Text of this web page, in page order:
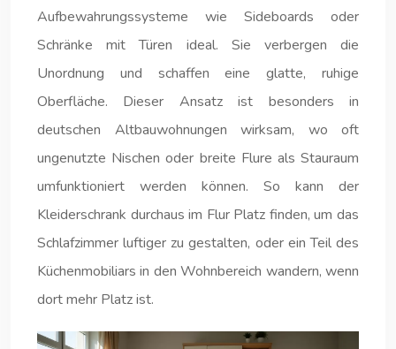
Aufbewahrungssysteme wie Sideboards oder
Schränke mit Türen ideal. Sie verbergen die
Unordnung und schaffen eine glatte, ruhige
Oberfläche. Dieser Ansatz ist besonders in
deutschen Altbauwohnungen wirksam, wo oft
ungenutzte Nischen oder breite Flure als Stauraum
umfunktioniert werden können. So kann der
Kleiderschrank durchaus im Flur Platz finden, um das
Schlafzimmer luftiger zu gestalten, oder ein Teil des
Küchenmobiliars in den Wohnbereich wandern, wenn
dort mehr Platz ist.